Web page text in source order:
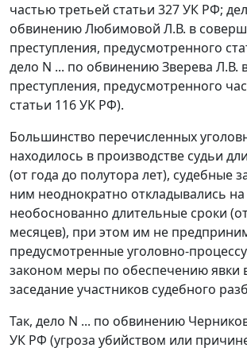
частью третьей статьи 327УК РФ;
обвинению Любимовой Л.В. в
преступления, предусмотренного
дело N ... по обвинению Зверева Л.В.
преступления, предусмотренного
статьи 116УК РФ).
Большинство перечисленных
находилось в производстве судьи
(от года до полутора лет), судебные
ним неоднократно откладывались на
необоснованно длительные сроки
месяцев), при этом им не
предусмотренные уголовно-
законом меры по обеспечению явки
заседание участников судебного
Так, дело N ... по обвинению
УК РФ (угроза убийством или